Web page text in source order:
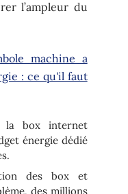
l’ampleur du
machine a
: ce qu'il faut
la box internet
énergie dédié
des box et
des millions